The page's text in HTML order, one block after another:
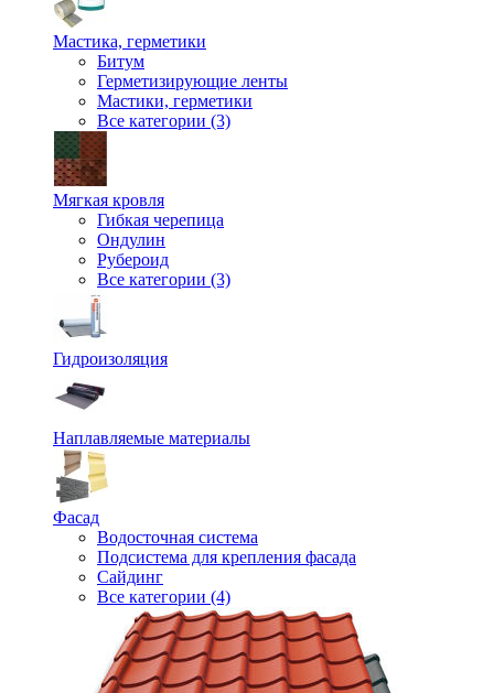
Мастика, герметики
Битум
Герметизирующие ленты
Мастики, герметики
Все категории (3)
Мягкая кровля
Гибкая черепица
Ондулин
Рубероид
Все категории (3)
Гидроизоляция
Наплавляемые материалы
Фасад
Водосточная система
Подсистема для крепления фасада
Сайдинг
Все категории (4)